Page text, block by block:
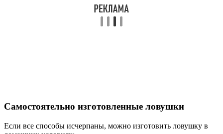
Самостоятельно изготовленные ловушки
Если все способы исчерпаны, можно изготовить ловушку в